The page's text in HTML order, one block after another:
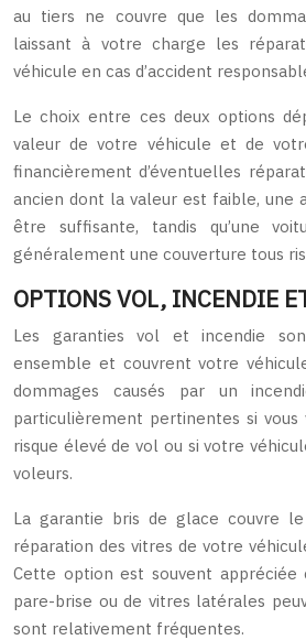
au tiers ne couvre que les
laissant à votre charge les
véhicule en cas d’accident
Le choix entre ces deux options
valeur de votre véhicule et de
financièrement d’éventuelles
ancien dont la valeur est faible, une
être suffisante, tandis qu’une
généralement une couverture tous
OPTIONS VOL, INCENDIE
Les garanties vol et incendie
ensemble et couvrent votre
dommages causés par un
particulièrement pertinentes si vous
risque élevé de vol ou si votre
voleurs.
La garantie bris de glace couvre
réparation des vitres de votre
Cette option est souvent appréciée
pare-brise ou de vitres latérales
sont relativement fréquentes.